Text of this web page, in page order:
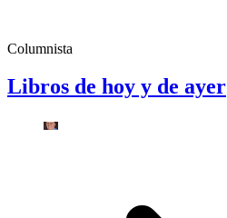
Columnista
Libros de hoy y de ayer